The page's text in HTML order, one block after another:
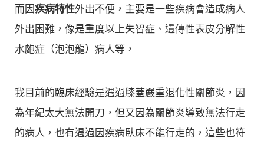
而因疾病特性外出不便，主要是一些疾病會造成病人
外出困難，像是重度以上失智症、遺傳性表皮分解性
水皰症（泡泡龍）病人等，
我目前的臨床經驗是遇過膝蓋嚴重退化性關節炎，因
為年紀太大無法開刀，但又因為關節炎導致無法行走
的病人，也有遇過因疾病臥床不能行走的，這些也符